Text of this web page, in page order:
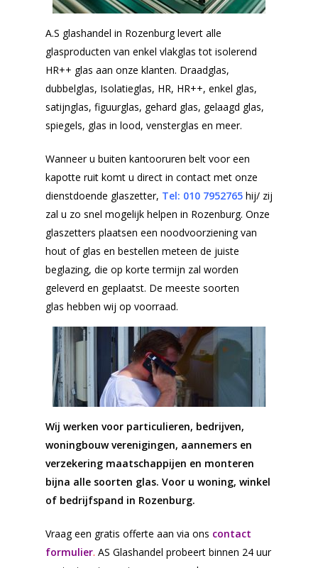
A.S glashandel in Rozenburg levert alle
glasproducten van enkel vlakglas tot isolerend
HR++ glas aan onze klanten. Draadglas,
dubbelglas, Isolatieglas, HR, HR++, enkel glas,
satijnglas, figuurglas, gehard glas, gelaagd glas,
spiegels, glas in lood, vensterglas en meer.
Wanneer u buiten kantooruren belt voor een
kapotte ruit komt u direct in contact met onze
dienstdoende glaszetter, Tel: 010 7952765 hij/ zij
zal u zo snel mogelijk helpen in Rozenburg. Onze
glaszetters plaatsen een noodvoorziening van
hout of glas en bestellen meteen de juiste
beglazing, die op korte termijn zal worden
geleverd en geplaatst. De meeste soorten
glas hebben wij op voorraad.
Wij werken voor particulieren, bedrijven,
woningbouw verenigingen, aannemers en
verzekering maatschappijen en monteren
bijna alle soorten glas. Voor u woning, winkel
of bedrijfspand in Rozenburg.
Vraag een gratis offerte aan via ons contact
formulier. AS Glashandel probeert binnen 24 uur